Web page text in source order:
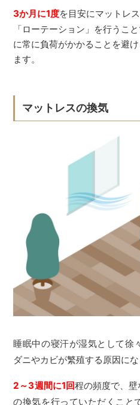
3か月に1度を目安にマットレ
「ローテーション」を行うこ
に常に負荷がかかることを避
ます。
マットレスの換気
睡眠中の寝汗が湿気として徐
ダニやカビが繁殖する原因にな
2～3週間に1回程の頻度で、
の換気を行っていただくこと